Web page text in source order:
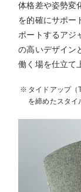
体格差や姿勢変
を的確にサポー
ポートするアジ
の高いデザイン
働く場を仕立て
タイドアップ（
を締めたスタイ